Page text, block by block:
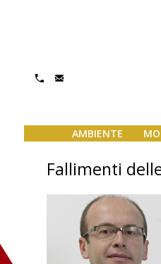
AMBIENTE
Fallimenti